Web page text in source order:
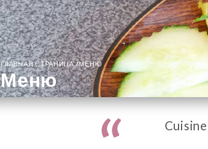
ГЛАВНАЯ СТРАНИЦА/МЕНЮ
Меню